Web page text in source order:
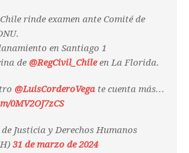
rinde examen ante Comité de
en Santiago 1
de @RegCivil_Chileen La Florida.
@LuisCorderoVega te cuenta más…
0MV2OJ7zCS
Justicia y Derechos Humanos
31 de marzo de 2024